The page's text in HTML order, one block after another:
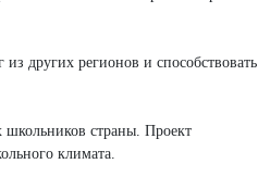
других регионов и способствовать
страны. Проект
климата.